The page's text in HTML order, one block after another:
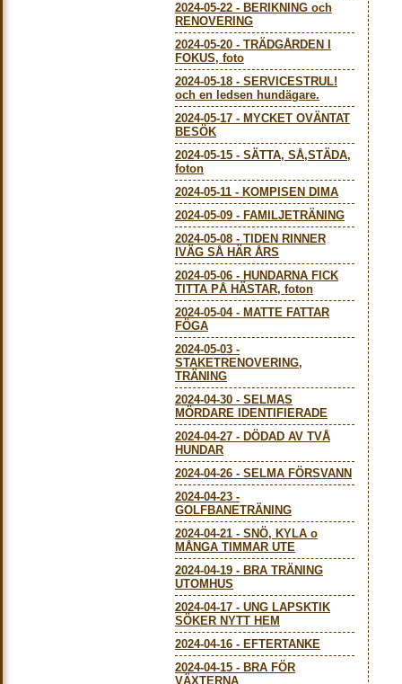
2024-05-22 - BERIKNING och
RENOVERING
2024-05-20 - TRÄDGÅRDEN I
FOKUS, foto
2024-05-18 - SERVICESTRUL!
och en ledsen hundägare.
2024-05-17 - MYCKET OVÄNTAT
BESÖK
2024-05-15 - SÄTTA, SÅ,STÄDA,
foton
2024-05-11 - KOMPISEN DIMA
2024-05-09 - FAMILJETRÄNING
2024-05-08 - TIDEN RINNER
IVÄG SÅ HÄR ÅRS
2024-05-06 - HUNDARNA FICK
TITTA PÅ HÄSTAR, foton
2024-05-04- MATTE FATTAR
FÖGA
2024-05-03 -
STAKETRENOVERING,
TRÄNING
2024-04-30 - SELMAS
MÖRDARE IDENTIFIERADE
2024-04-27 - DÖDAD AV TVÅ
HUNDAR
2024-04-26 - SELMA FÖRSVANN
2024-04-23 -
GOLFBANETRÄNING
2024-04-21 - SNÖ, KYLA o
MÅNGA TIMMAR UTE
2024-04-19 - BRA TRÄNING
UTOMHUS
2024-04-17 - UNG LAPSKTIK
SÖKER NYTT HEM
2024-04-16 - EFTERTANKE
2024-04-15 - BRA FÖR
VÄXTERNA